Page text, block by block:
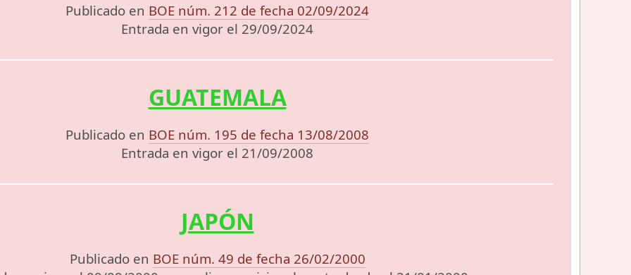
Publicado en BOE núm. 212 de fecha 02/09/2024
Entrada en vigor el 29/09/2024
GUATEMALA
Publicado en BOE núm. 195 de fecha 13/08/2008
Entrada en vigor el 21/09/2008
JAPÓN
Publicado en BOE núm. 49 de fecha 26/02/2000